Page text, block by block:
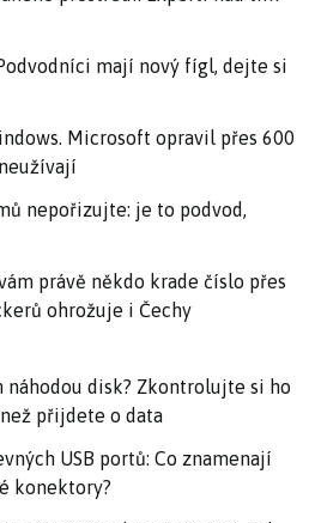
mají nový fígl, dejte si
Microsoft opravil přes 600
nepořizujte: je to podvod,
právě někdo krade číslo přes
ohrožuje i Čechy
náhodou disk? Zkontrolujte si ho
přijdete o data
USB portů: Co znamenají
konektory?